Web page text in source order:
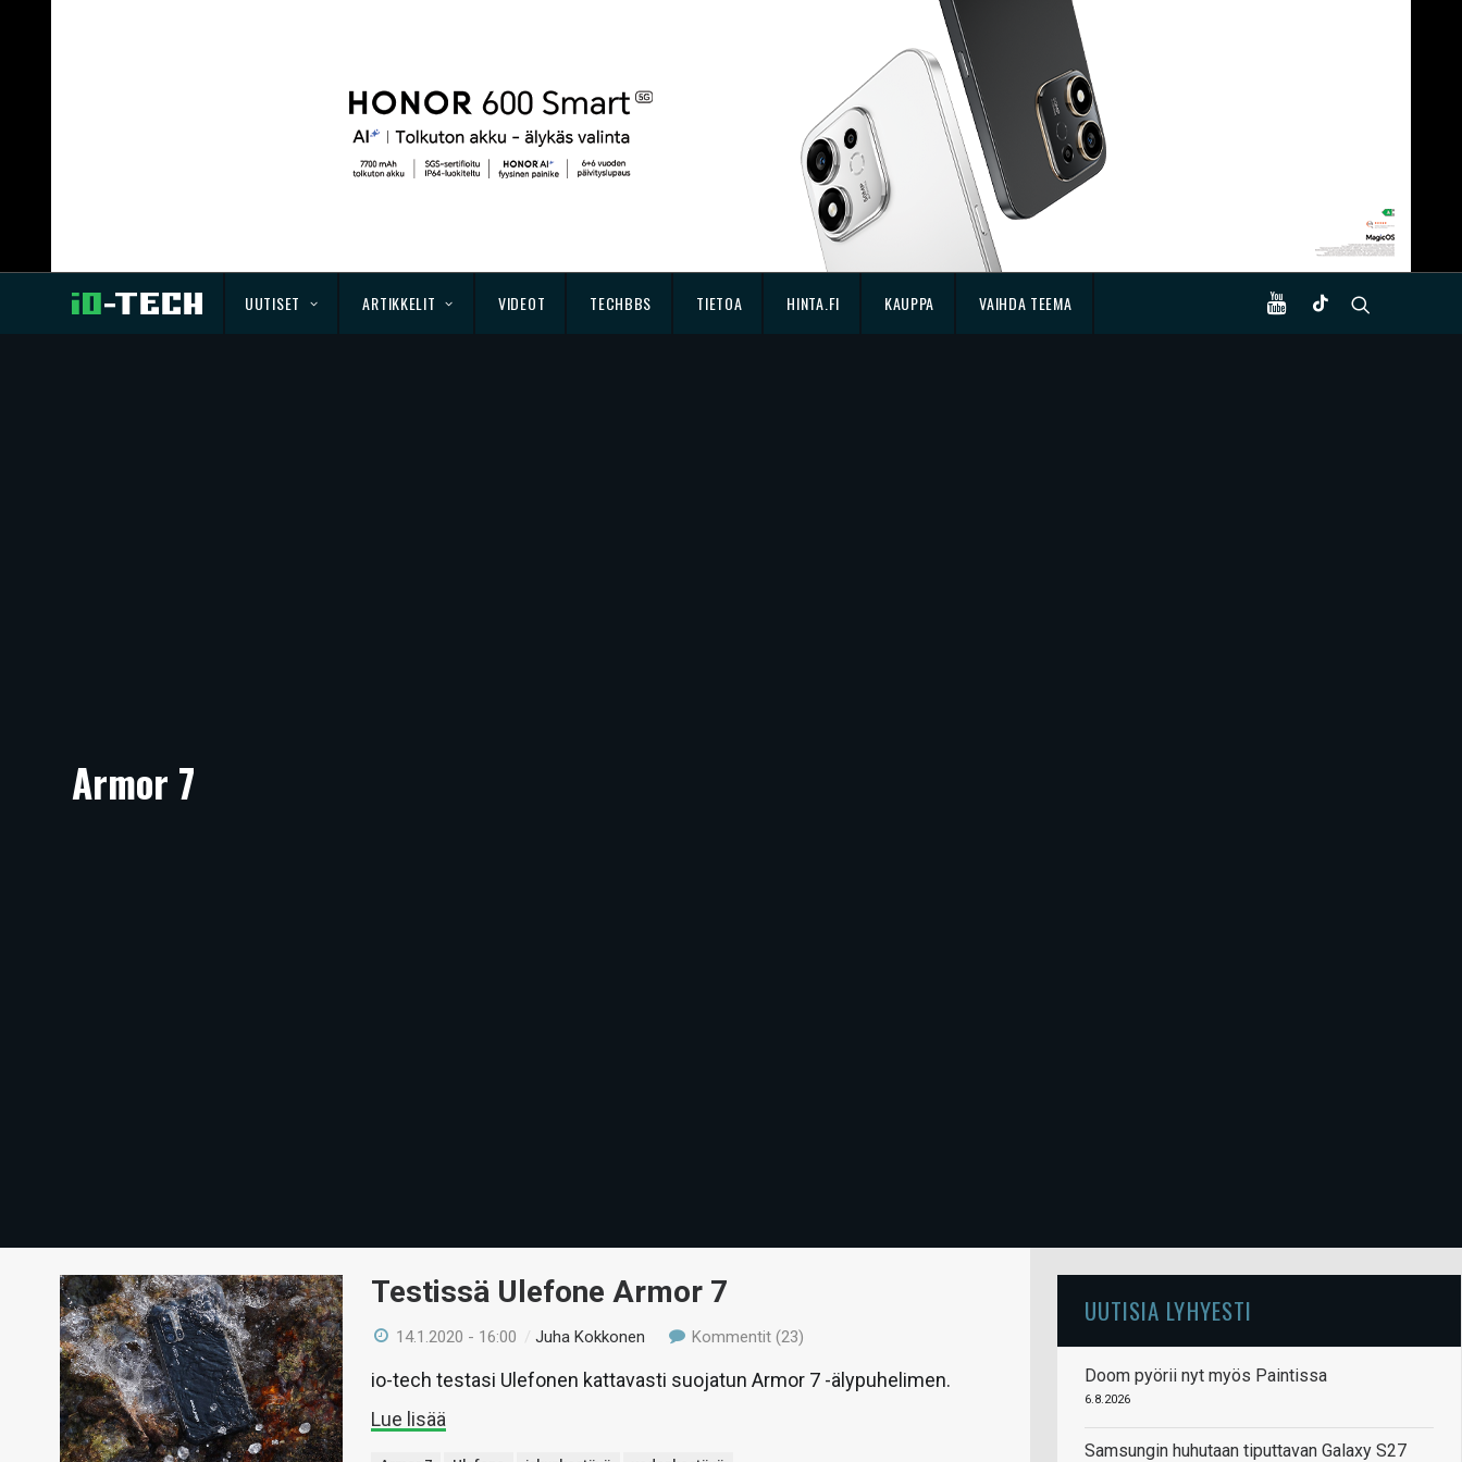
UUTISET ARTIKKELIT VIDEOT TECHBBS TIETOA HINTA.FI KAUPPA VAIHDA TEEMA
Armor 7
Testissä Ulefone Armor 7
14.1.2020 - 16:00 /Juha Kokkonen Kommentit (23)
io-tech testasi Ulefonen kattavasti suojatun Armor 7 -älypuhelimen.
Lue lisää
UUTISIA LYHYESTI
Doom pyörii nyt myös Paintissa
6.8.2026
Samsungin huhutaan tiputtavan Galaxy S27